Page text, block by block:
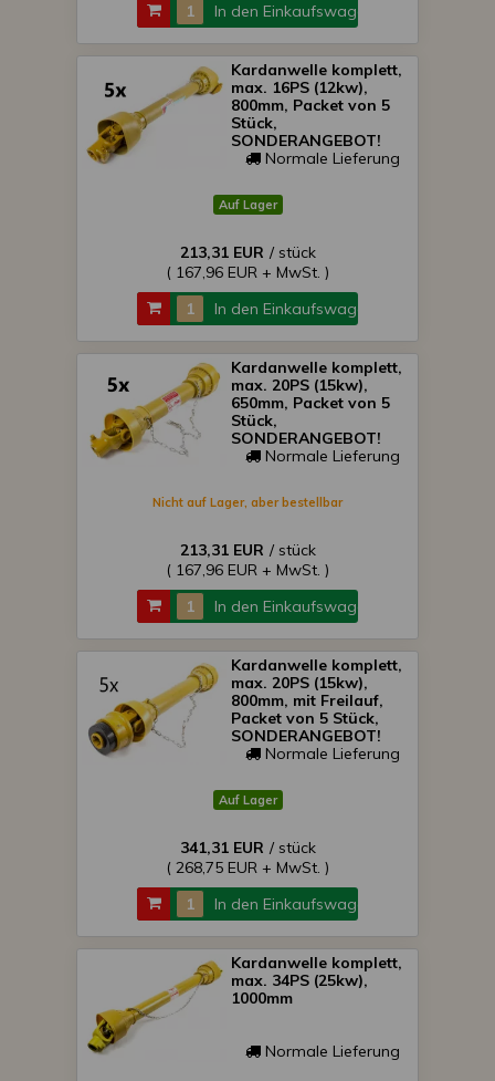
In den Einkaufswagen
Kardanwelle komplett,
max. 16PS (12kw),
800mm, Packet von 5
Stück,
SONDERANGEBOT!
Normale Lieferung
Auf Lager
213,31 EUR / stück
( 167,96 EUR + MwSt. )
In den Einkaufswagen
Kardanwelle komplett,
max. 20PS (15kw),
650mm, Packet von 5
Stück,
SONDERANGEBOT!
Normale Lieferung
Nicht auf Lager, aber bestellbar
213,31 EUR / stück
( 167,96 EUR + MwSt. )
In den Einkaufswagen
Kardanwelle komplett,
max. 20PS (15kw),
800mm, mit Freilauf,
Packet von 5 Stück,
SONDERANGEBOT!
Normale Lieferung
Auf Lager
341,31 EUR / stück
( 268,75 EUR + MwSt. )
In den Einkaufswagen
Kardanwelle komplett,
max. 34PS (25kw),
1000mm
Normale Lieferung